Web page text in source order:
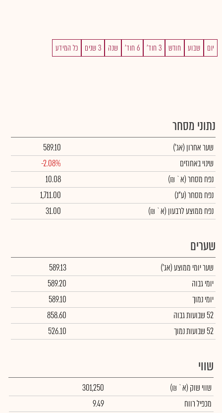
יום שבוע חודש 3 חוד' 6 חוד' שנה 3 שנים כל המידע
נתוני מסחר
שער אחרון (אג')
589.10
שינוי באחוזים
-2.08%
נפח מסחר(א` ₪)
10.08
נפח מסחר(ע"נ)
1,711.00
נפח ממוצע לרבעון (א` ₪)
31.00
שערים
שער יומי ממוצע(אג')
589.13
יומי גבוה
589.20
יומי נמוך
589.10
52 שבועות גבוה
858.60
52 שבועות נמוך
526.10
שווי
שווי שוק (א` ₪)
301,250
מכפיל רווח
9.49